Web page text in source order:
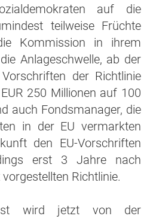
auf die
teilweise Früchte
Kommission in ihrem
Anlageschwelle, ab der
der Richtlinie
250 Millionen auf 100
auch Fondsmanager, die
in der EU vermarkten
den EU-Vorschriften
erst 3 Jahre nach
Richtlinie.
wird jetzt von der